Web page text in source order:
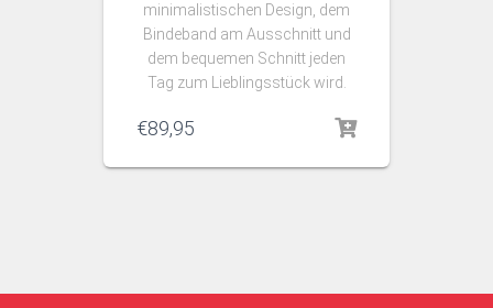
minimalistischen Design, dem
Bindeband am Ausschnitt und
dem bequemen Schnitt jeden
Tag zum Lieblingsstück wird.
€89,95